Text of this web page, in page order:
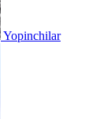
Yopinchilar